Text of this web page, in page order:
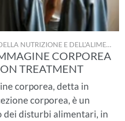
DISTURBI DELLA NUTRIZIONE E DELL'ALIMENTAZIONE
CORPOREA
TREATMENT
corporea, detta in
corporea, è un
disturbi alimentari, in